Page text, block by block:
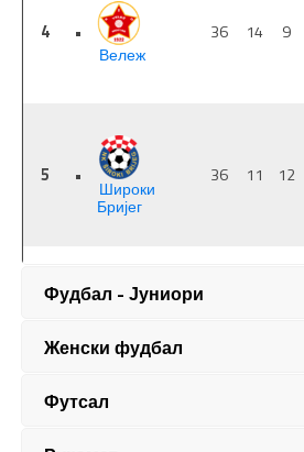
Фудбал - Јуниори
Женски фудбал
Футсал